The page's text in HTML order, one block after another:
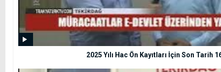
2025 Yılı Hac Ön Kayıtları İçin Son Tarih